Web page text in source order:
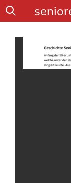
Zum
Hauptinhalt